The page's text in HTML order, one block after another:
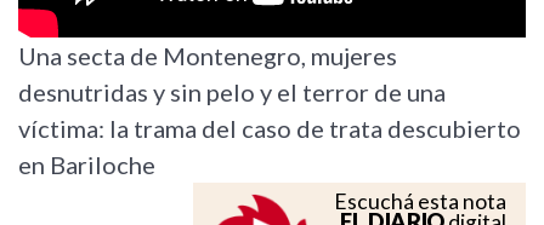
Una secta de Montenegro, mujeres
desnutridas y sin pelo y el terror de una
víctima: la trama del caso de trata descubierto
en Bariloche
Escuchá esta nota